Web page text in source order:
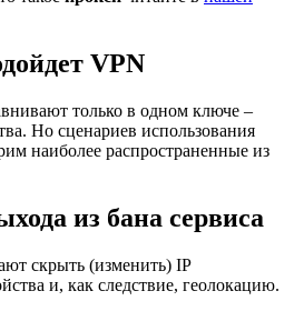
VPN
только в одном ключе –
Но сценариев использования
наиболее распространенные из
из бана сервиса
скрыть (изменить) IP
и, как следствие, геолокацию.